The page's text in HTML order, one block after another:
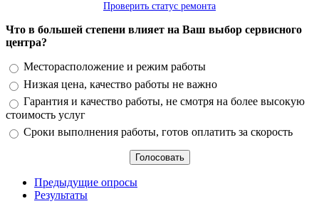
Проверить статус ремонта
Что в большей степени влияет на Ваш выбор сервисного
центра?
Варианты
Месторасположение и режим работы
Низкая цена, качество работы не важно
Гарантия и качество работы, не смотря на более высокую
стоимость услуг
Сроки выполнения работы, готов оплатить за скорость
Предыдущие опросы
Результаты